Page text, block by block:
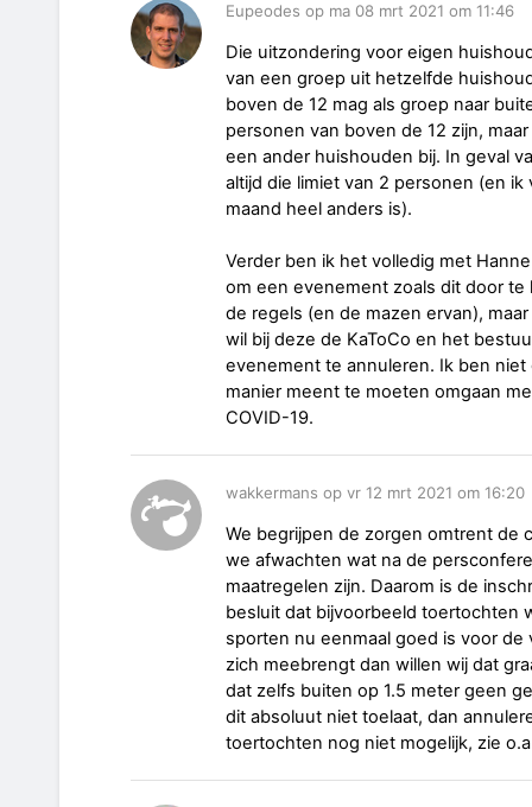
Eupeodes op ma 08 mrt 2021 om 11:46
Die uitzondering voor eigen
van een groep uit hetzelfde
boven de 12 mag als groep naar
personen van boven de 12 zijn,
een ander huishouden bij. In geval
altijd die limiet van 2 personen (en
maand heel anders is).
Verder ben ik het volledig met
om een evenement zoals dit door
de regels (en de mazen ervan),
wil bij deze de KaToCo en het
evenement te annuleren. Ik ben
manier meent te moeten omgaan
COVID-19.
wakkermans op vr 12 mrt 2021 om 16:20
We begrijpen de zorgen omtrent de
we afwachten wat na de
maatregelen zijn. Daarom is de
besluit dat bijvoorbeeld toertochten
sporten nu eenmaal goed is voor
zich meebrengt dan willen wij dat
dat zelfs buiten op 1.5 meter geen
dit absoluut niet toelaat, dan
toertochten nog niet mogelijk, zie